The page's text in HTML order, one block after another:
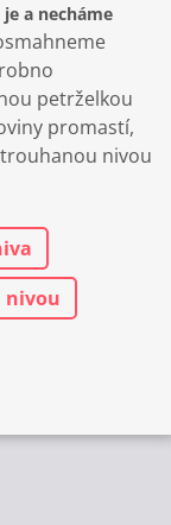
a necháme
petrželkou
promastí,
nivou
nivou